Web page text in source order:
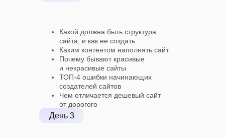
Какой должна быть структура
сайта, и как ее создать
Каким контентом наполнять сайт
Почему бывают красивые
и некрасивые сайты
ТОП-4 ошибки начинающих
создателей сайтов
Чем отличается дешевый сайт
от дорогого
День 3